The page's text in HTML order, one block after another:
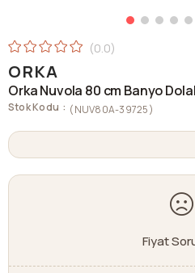
0.0
ORKA
Orka Nuvola 80 cm Banyo
Stok Kodu (NUV80A-39725)
Fiyat